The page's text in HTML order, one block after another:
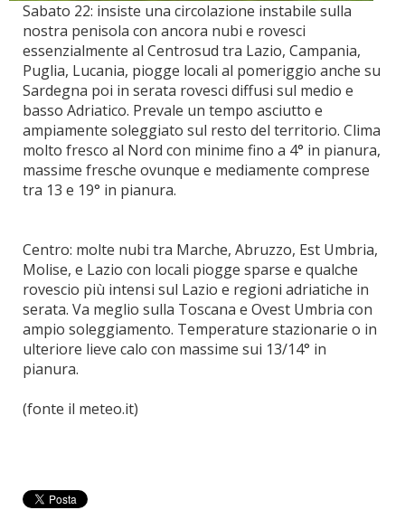
Sabato 22: insiste una circolazione instabile sulla
nostra penisola con ancora nubi e rovesci
essenzialmente al Centrosud tra Lazio, Campania,
Puglia, Lucania, piogge locali al pomeriggio anche su
Sardegna poi in serata rovesci diffusi sul medio e
basso Adriatico. Prevale un tempo asciutto e
ampiamente soleggiato sul resto del territorio. Clima
molto fresco al Nord con minime fino a 4° in pianura,
massime fresche ovunque e mediamente comprese
tra 13 e 19° in pianura.
Centro: molte nubi tra Marche, Abruzzo, Est Umbria,
Molise, e Lazio con locali piogge sparse e qualche
rovescio più intensi sul Lazio e regioni adriatiche in
serata. Va meglio sulla Toscana e Ovest Umbria con
ampio soleggiamento. Temperature stazionarie o in
ulteriore lieve calo con massime sui 13/14° in
pianura.
(fonte il meteo.it)